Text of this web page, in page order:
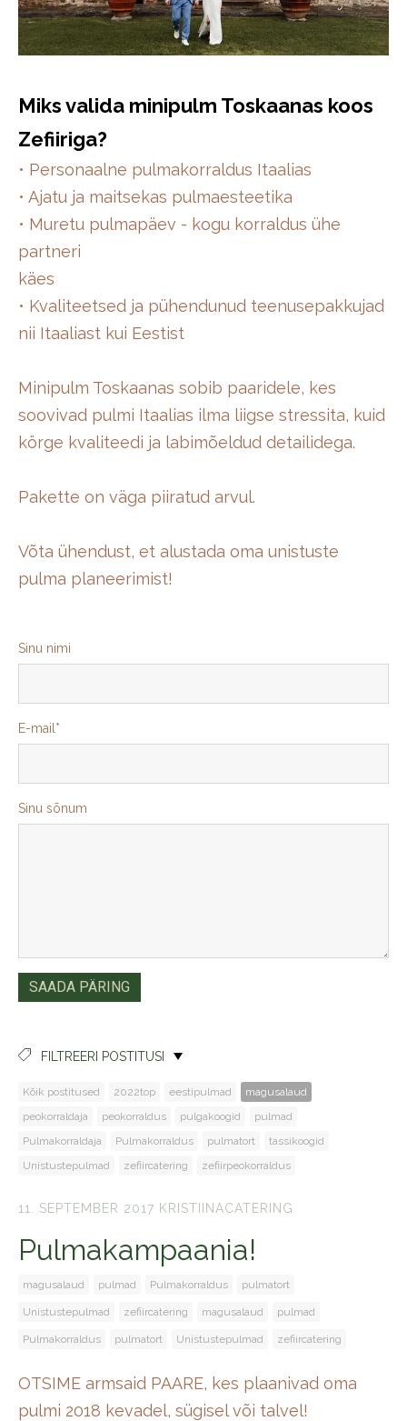
Miks valida minipulm Toskaanas koos
Zefiiriga?
• Personaalne pulmakorraldus Itaalias
• Ajatu ja maitsekas pulmaesteetika
• Muretu pulmapäev - kogu korraldus ühe
partneri
käes
• Kvaliteetsed ja pühendunud teenusepakkujad
nii Itaaliast kui Eestist
Minipulm Toskaanas sobib paaridele, kes
soovivad pulmi Itaalias ilma liigse stressita, kuid
körge kvaliteedi ja labimõeldud detailidega.
Pakette on väga piiratud arvul.
Võta ühendust, et alustada oma unistuste
pulma planeerimist!
Sinu nimi
E-mail
Sinu sõnum
FILTREERI POSTITUSI
Kõik postitused 2022top eestipulmad
magusalaud
peokorraldaja
peokorraldus pulgakoogid
pulmad
Pulmakorraldaja
Pulmakorraldus pulmatort
tassikoogid
Unistustepulmad
zefiircatering zefiirpeokorraldus
11. SEPTEMBER 2017 KRISTIINACATERING
Pulmakampaania!
magusalaud pulmad Pulmakorraldus pulmatort
Unistustepulmad zefiircatering magusalaud pulmad
Pulmakorraldus pulmatort Unistustepulmad zefiircatering
OTSIME armsaid PAARE, kes plaanivad oma
pulmi 2018 kevadel, sügisel või talvel!